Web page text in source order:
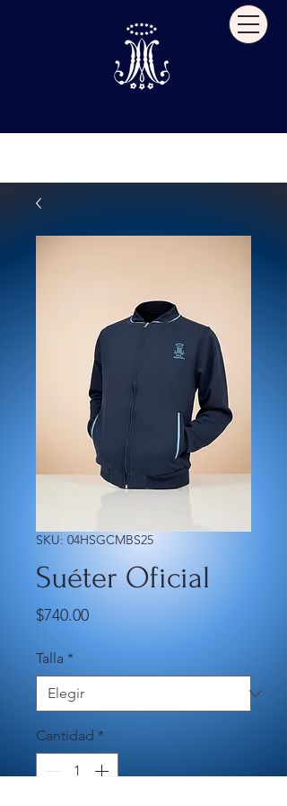
SKU: 04HSGCMBS25
Suéter Oficial
$740.00Precio
Talla *
Cantidad *